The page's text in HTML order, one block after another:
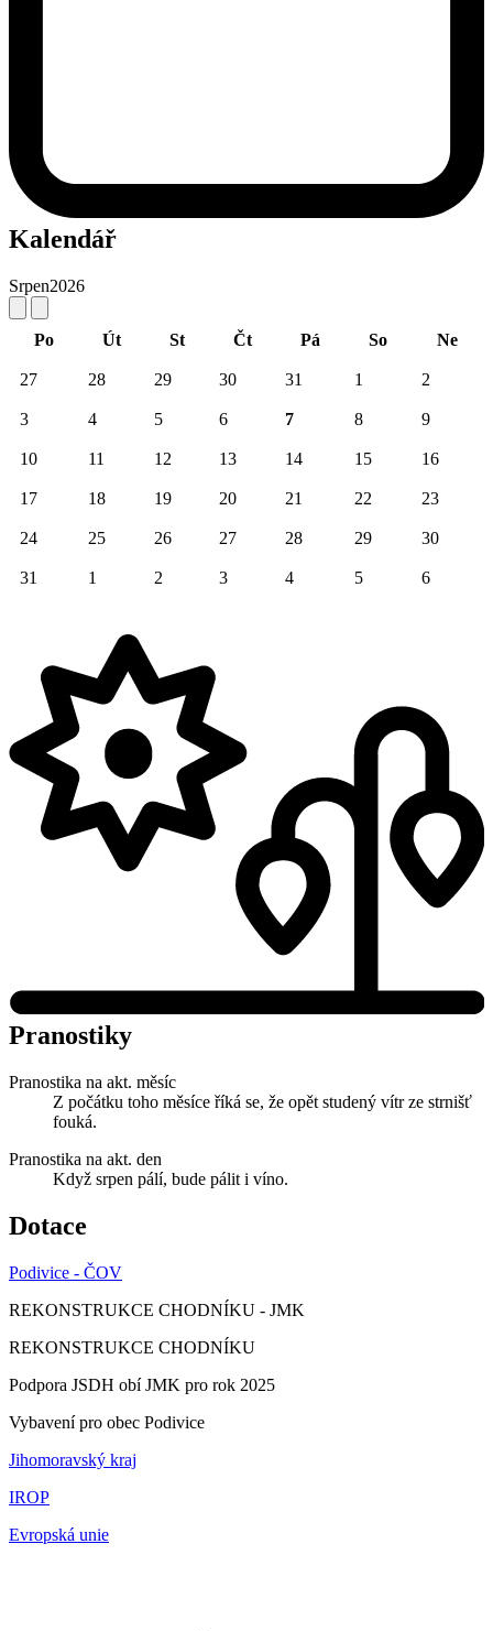
Kalendář
Srpen2026
Po Út St Čt Pá So Ne
27 28 29 30 31 1 2
3 4 5 6 7 8 9
10 11 12 13 14 15 16
17 18 19 20 21 22 23
24 25 26 27 28 29 30
31 1 2 3 4 5 6
Pranostiky
Pranostika na akt. měsíc
Z počátku toho měsíce říká se, že opět studený vítr ze strnišť
fouká.
Pranostika na akt. den
Když srpen pálí, bude pálit i víno.
Dotace
Podivice - ČOV
REKONSTRUKCE CHODNÍKU - JMK
REKONSTRUKCE CHODNÍKU
Podpora JSDH obí JMK pro rok 2025
Vybavení pro obec Podivice
Jihomoravský kraj
IROP
Evropská unie